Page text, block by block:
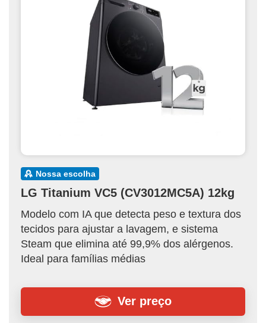
nossa escolha
LG Titanium VC5 (CV3012MC5A) 12kg
Modelo com IA que detecta peso e textura dos
tecidos para ajustar a lavagem, e sistema
Steam que elimina até 99,9% dos alérgenos.
Ideal para famílias médias
Ver preço